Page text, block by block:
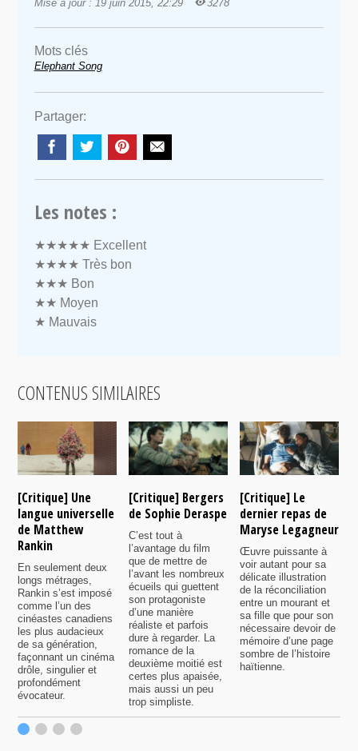
Mise à jour : 19 juin 2015, 22:29
3278
Mots clés
Elephant Song
Partager:
Les notes :
★★★★★ Excellent
★★★★ Très bon
★★★ Bon
★★ Moyen
★ Mauvais
CONTENUS SIMILAIRES
[Critique] Une
langue universelle
de Matthew
Rankin
En seulement deux
longs métrages,
Rankin s’est imposé
comme l’un des
cinéastes canadiens
les plus audacieux
de sa génération,
façonnant un cinéma
drôle, singulier et
profondément
évocateur.
[Critique] Bergers
de Sophie Deraspe
C’est tout à
l’avantage du film
que de mettre de
l’avant les nombreux
écueils qui guettent
son protagoniste
d’une manière
réaliste et parfois
dure à regarder. La
romance de la
deuxième moitié est
certes plus apaisée,
mais aussi un peu
trop simpliste.
[Critique] Le
dernier repas de
Maryse Legagneur
Œuvre puissante à
voir autant pour sa
délicate illustration
de la réconciliation
entre un mourant et
sa fille que pour son
nécessaire devoir de
mémoire d’une page
sombre de l’histoire
haïtienne.